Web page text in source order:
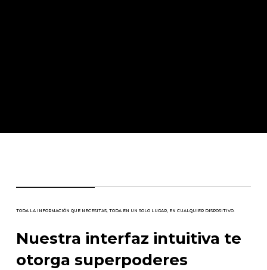
TODA LA INFORMACIÓN QUE NECESITAS, TODA EN UN SOLO LUGAR, EN CUALQUIER DISPOSITIVO.
Nuestra interfaz intuitiva te
otorga superpoderes